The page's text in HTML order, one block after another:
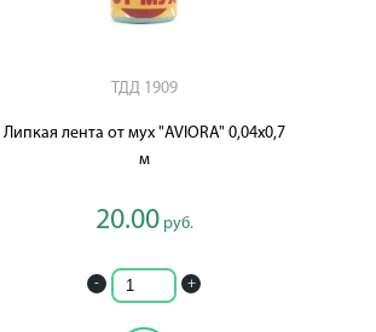
ТДД 1909
Липкая лента от мух "AVIORA" 0,04х0,7
м
20.00руб.
- +